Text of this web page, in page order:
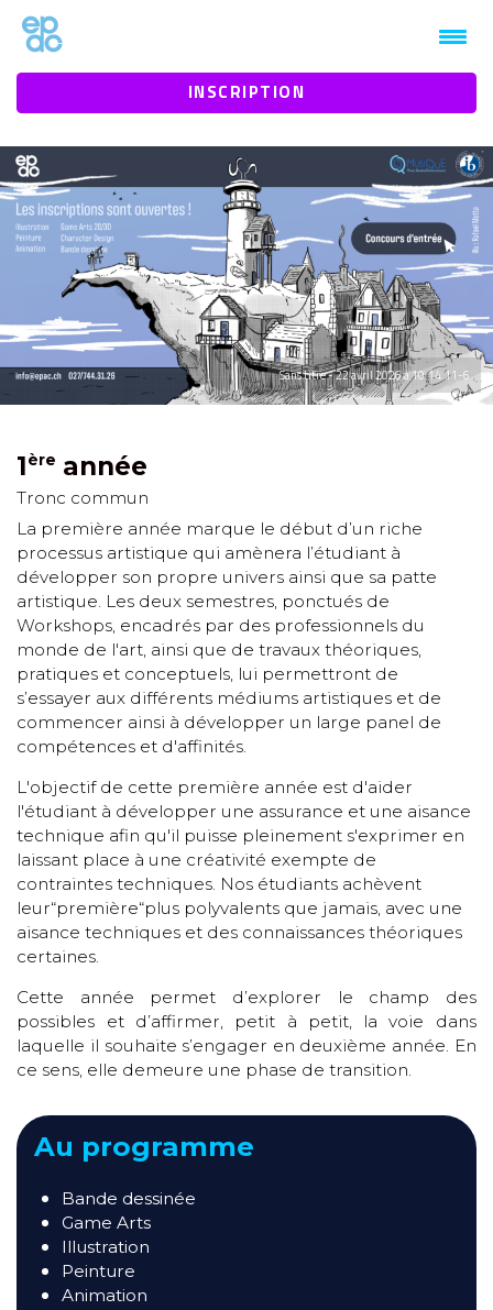
1mt0jz3htbaby1vn9b9934eeh94n1k
INSCRIPTION
Sans titre - 22 avril 2026 à 10.14.11-6
1ère année
Tronc commun
La première année marque le début d’un riche
processus artistique qui amènera l’étudiant à
développer son propre univers ainsi que sa patte
artistique. Les deux semestres, ponctués de
Workshops, encadrés par des professionnels du
monde de l'art, ainsi que de travaux théoriques,
pratiques et conceptuels, lui permettront de
s’essayer aux différents médiums artistiques et de
commencer ainsi à développer un large panel de
compétences et d'affinités.
L'objectif de cette première année est d'aider
l'étudiant à développer une assurance et une aisance
technique afin qu'il puisse pleinement s'exprimer en
laissant place à une créativité exempte de
contraintes techniques. Nos étudiants achèvent
leur“première“plus polyvalents que jamais, avec une
aisance techniques et des connaissances théoriques
certaines.
Cette année permet d’explorer le champ des
possibles et d’affirmer, petit à petit, la voie dans
laquelle il souhaite s’engager en deuxième année. En
ce sens, elle demeure une phase de transition.
Au programme
Bande dessinée
Game Arts
Illustration
Peinture
Animation